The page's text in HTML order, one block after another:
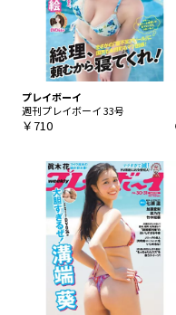
プレイボーイ
週刊プレイボーイ 33号
￥710